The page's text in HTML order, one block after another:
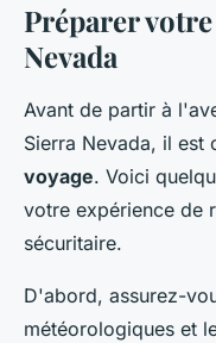
Préparer
Nevada
Avant de partir à
Sierra Nevada, il est
voyage. Voici
votre expérience de
sécuritaire.
D'abord, assurez-
météorologiques et